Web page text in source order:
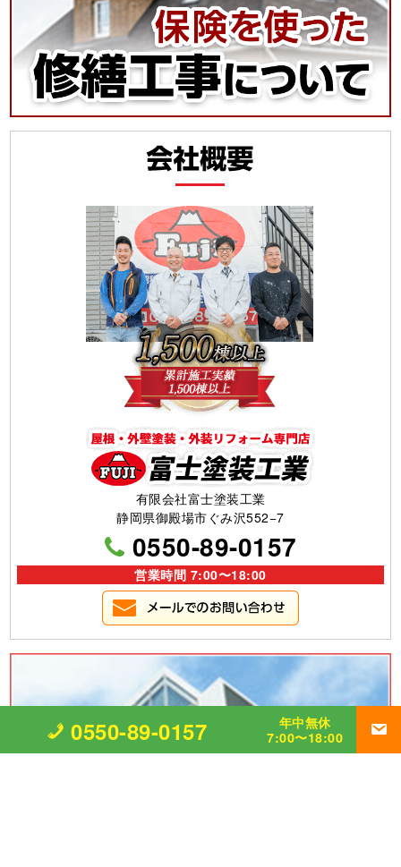
有限会社富士塗装工業
静岡県御殿場市ぐみ沢552−7
0550-89-0157
営業時間 7:00〜18:00
0550-89-0157
年中無休
7:00〜18:00